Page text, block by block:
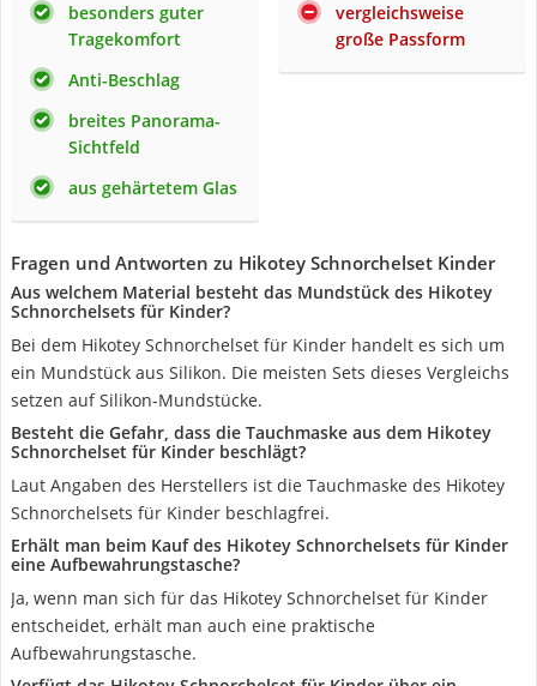
besonders guter
Tragekomfort
Anti-Beschlag
breites Panorama-
Sichtfeld
aus gehärtetem Glas
vergleichsweise
große Passform
Fragen und Antworten zu Hikotey Schnorchelset Kinder
Aus welchem Material besteht das Mundstück des Hikotey
Schnorchelsets für Kinder?
Bei dem Hikotey Schnorchelset für Kinder handelt es sich um
ein Mundstück aus Silikon. Die meisten Sets dieses Vergleichs
setzen auf Silikon-Mundstücke.
Besteht die Gefahr, dass die Tauchmaske aus dem Hikotey
Schnorchelset für Kinder beschlägt?
Laut Angaben des Herstellers ist die Tauchmaske des Hikotey
Schnorchelsets für Kinder beschlagfrei.
Erhält man beim Kauf des Hikotey Schnorchelsets für Kinder
eine Aufbewahrungstasche?
Ja, wenn man sich für das Hikotey Schnorchelset für Kinder
entscheidet, erhält man auch eine praktische
Aufbewahrungstasche.